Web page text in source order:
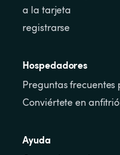
a la tarjeta
registrarse
Hospedadores
Preguntas
Conviértete en
Ayuda